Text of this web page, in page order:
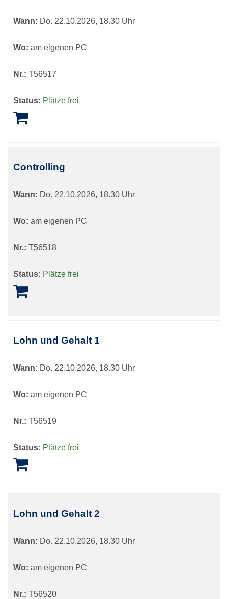
Wann: Do. 22.10.2026, 18.30 Uhr
Wo: am eigenen PC
Nr.: T56517
Status: Plätze frei
Controlling
Wann: Do. 22.10.2026, 18.30 Uhr
Wo: am eigenen PC
Nr.: T56518
Status: Plätze frei
Lohn und Gehalt 1
Wann: Do. 22.10.2026, 18.30 Uhr
Wo: am eigenen PC
Nr.: T56519
Status: Plätze frei
Lohn und Gehalt 2
Wann: Do. 22.10.2026, 18.30 Uhr
Wo: am eigenen PC
Nr.: T56520